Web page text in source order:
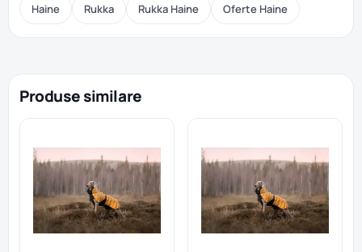
Haine Rukka Rukka Haine Oferte Haine
Produse similare